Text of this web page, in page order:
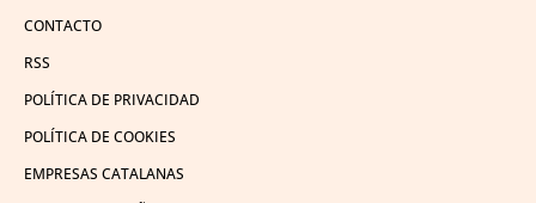
CONTACTO
RSS
POLÍTICA DE PRIVACIDAD
POLÍTICA DE COOKIES
EMPRESAS CATALANAS